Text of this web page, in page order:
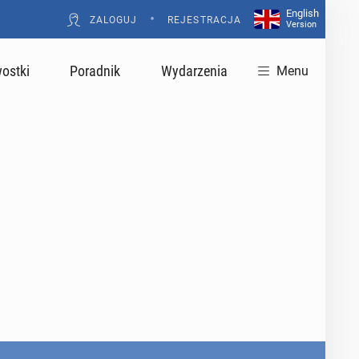
ZALOGUJ • REJESTRACJA
English
Version
Poradnik Wydarzenia Menu